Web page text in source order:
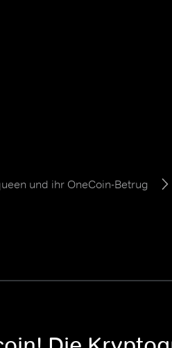
und ihr OneCoin-Betrug